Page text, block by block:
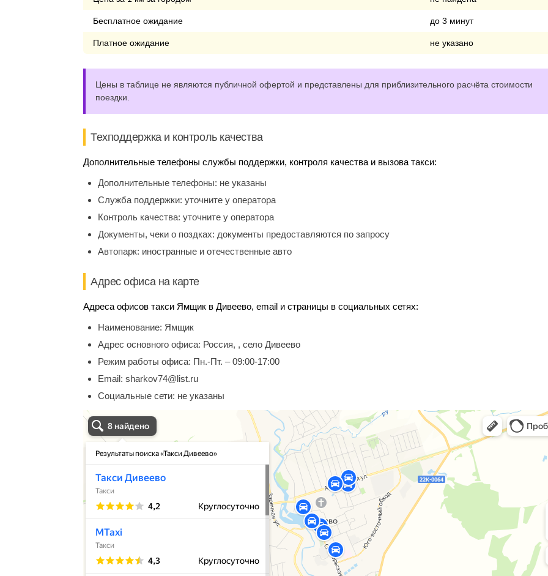
Бесплатное ожидание до 3 минут
Платное ожидание не указано
Цены в таблице не являются публичной офертой и представлены для приблизительного расчёта стоимости
поездки.
Техподдержка и контроль качества
Дополнительные телефоны службы поддержки, контроля качества и вызова такси:
Дополнительные телефоны: не указаны
Служба поддержки: уточните у оператора
Контроль качества: уточните у оператора
Документы, чеки о поздках: документы предоставляются по запросу
Автопарк: иностранные и отечественные авто
Адрес офиса на карте
Адреса офисов такси Ямщик в Дивеево, email и страницы в социальных сетях:
Наименование: Ямщик
Адрес основного офиса: Россия, , село Дивеево
Режим работы офиса: Пн.-Пт. – 09:00-17:00
Email: sharkov74@list.ru
Социальные сети: не указаны